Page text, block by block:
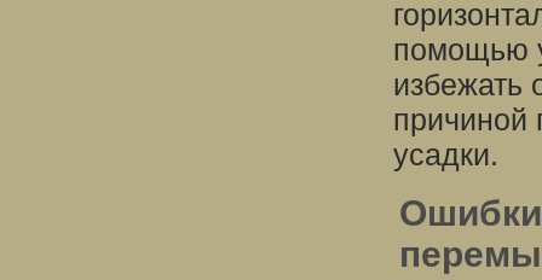
помощью
избежать
причиной
усадки.
Ошибки